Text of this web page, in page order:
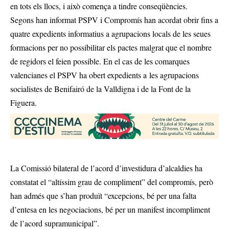
en tots els llocs, i això comença a tindre conseqüències.
Segons han informat PSPV i Compromís han acordat obrir fins a
quatre expedients informatius a agrupacions locals de les seues
formacions per no possibilitar els pactes malgrat que el nombre
de regidors el feien possible. En el cas de les comarques
valencianes el PSPV ha obert expedients a les agrupacions
socialistes de Benifairó de la Valldigna i de la Font de la
Figuera.
La Comissió bilateral de l’acord d’investidura d’alcaldies ha
constatat el “altíssim grau de compliment” del compromís, però
han admés que s’han produït “excepcions, bé per una falta
d’entesa en les negociacions, bé per un manifest incompliment
de l’acord supramunicipal”.